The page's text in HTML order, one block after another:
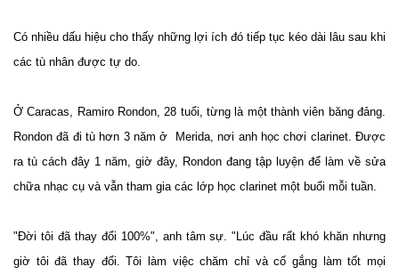
Có nhiều dấu hiệu cho thấy những lợi ích đó tiếp tục kéo dài lâu sau khi
các tù nhân được tự do.
Ở Caracas, Ramiro Rondon, 28 tuổi, từng là một thành viên băng đảng.
Rondon đã đi tù hơn 3 năm ở Merida, nơi anh học chơi clarinet. Được
ra tù cách đây 1 năm, giờ đây, Rondon đang tập luyện để làm về sửa
chữa nhạc cụ và vẫn tham gia các lớp học clarinet một buổi mỗi tuần.
"Đời tôi đã thay đổi 100%", anh tâm sự. "Lúc đầu rất khó khăn nhưng
giờ tôi đã thay đổi. Tôi làm việc chăm chỉ và cố gắng làm tốt mọi